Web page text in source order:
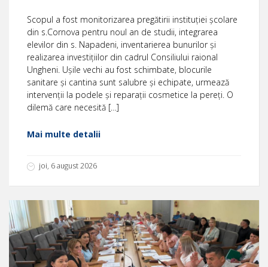
Scopul a fost monitorizarea pregătirii instituției școlare
din s.Cornova pentru noul an de studii, integrarea
elevilor din s. Napadeni, inventarierea bunurilor și
realizarea investițiilor din cadrul Consiliului raional
Ungheni. Ușile vechi au fost schimbate, blocurile
sanitare și cantina sunt salubre și echipate, urmează
intervenții la podele și reparații cosmetice la pereți. O
dilemă care necesită […]
Mai multe detalii
joi, 6 august 2026